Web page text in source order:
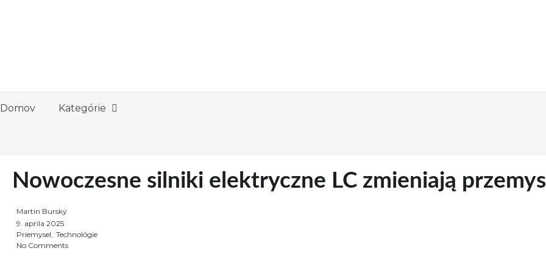
Domov Kategórie
Nowoczesne silniki elektryczne LC zmieniają
Martin Burský
P9. apríla 2025
Priemysel, Technológie
No Comments